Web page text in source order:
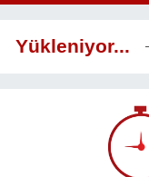
Yükleniyor...